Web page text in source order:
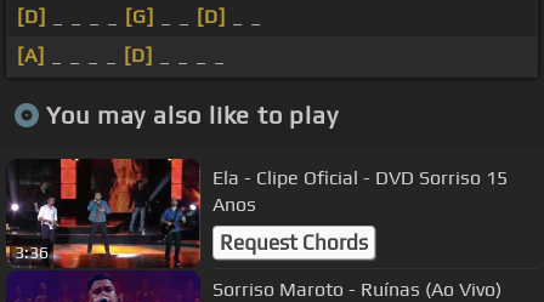
[D]
[G] [D]
[A]
[D]
You may also like to play
3:36
Ela - Clipe Oficial - DVD Sorriso 15
Anos
Request Chords
Sorriso Maroto - Ruínas (Ao Vivo)